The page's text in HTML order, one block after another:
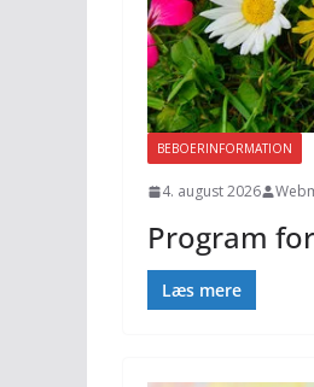
BEBOERINFORMATION
4. august 2026
Program
Læs mere